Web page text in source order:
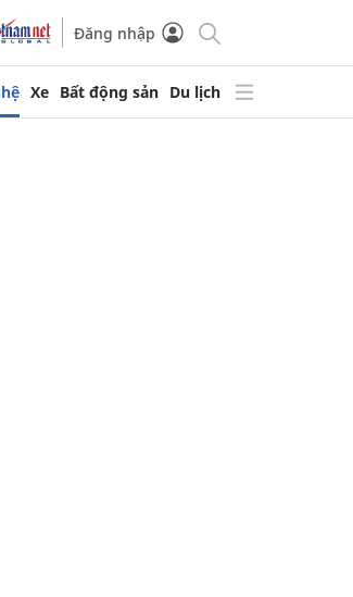
Đăng nhập
Xe Bất động sản Du lịch